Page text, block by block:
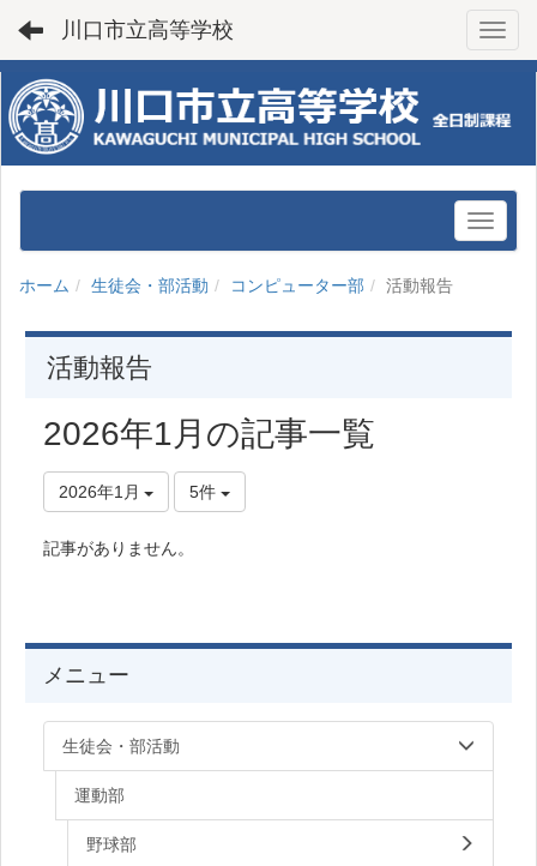
川口市立高等学校
ホーム 生徒会・部活動 コンピューター部 活動報告
活動報告
2026年1月の記事一覧
2026年1月 5件
記事がありません。
メニュー
生徒会・部活動
運動部
野球部